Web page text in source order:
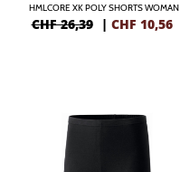
HMLCORE XK POLY SHORTS WOMAN
CHF 26,39 | CHF 10,56